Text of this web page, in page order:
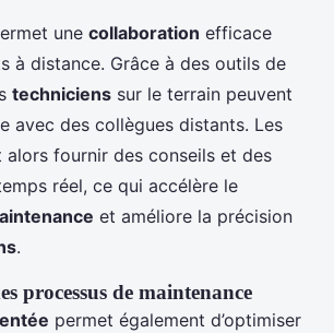
une collaboration efficace
à distance. Grâce à des outils de
techniciens sur le terrain peuvent
avec des collègues distants. Les
fournir des conseils et des
réel, ce qui accélère le
et améliore la précision
.
processus de maintenance
permet également d’optimiser